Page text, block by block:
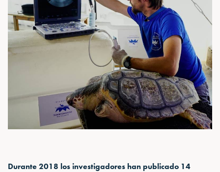
Durante 2018 los investigadores han publicado 14